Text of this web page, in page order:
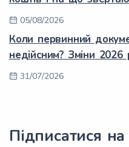
05/08/2026
Коли первинний
недійсним? Зміни 2026
31/07/2026
Підписатися